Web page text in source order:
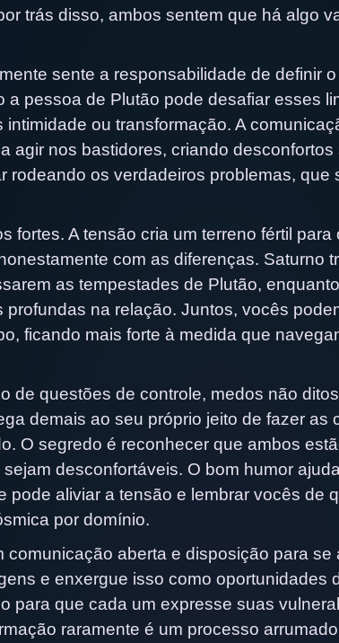
trás disso, ambos sentem que há algo
sente a responsabilidade de definir o
pessoa de Plutão pode desafiar esses
ou transformação. A
agir nos bastidores, criando desconfortos
rodeando os verdadeiros problemas, que
fortes. A tensão cria um terreno fértil para
com as diferenças. Saturno
as tempestades de Plutão,
na relação. Juntos, vocês
ficando mais forte à medida que
de questões de controle, medos não
demais ao seu próprio jeito de fazer as
O segredo é reconhecer que ambos
desconfortáveis. O bom humor
pode aliviar a tensão e lembrar vocês de
por domínio.
aberta e disposição para se
e enxergue isso como oportunidades
para que cada um expresse suas
raramente é um processo